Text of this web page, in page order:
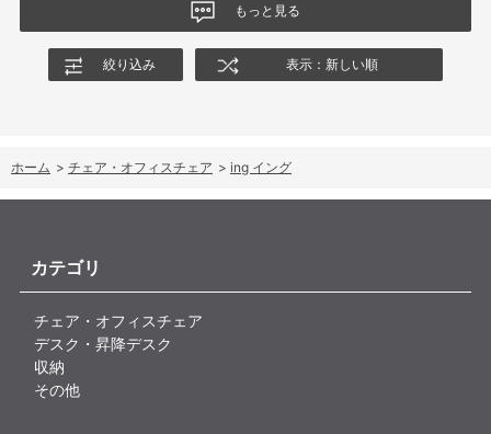
もっと見る
絞り込み 表示：新しい順
ホーム > チェア・オフィスチェア > ing イング
カテゴリ
チェア・オフィスチェア
デスク・昇降デスク
収納
その他